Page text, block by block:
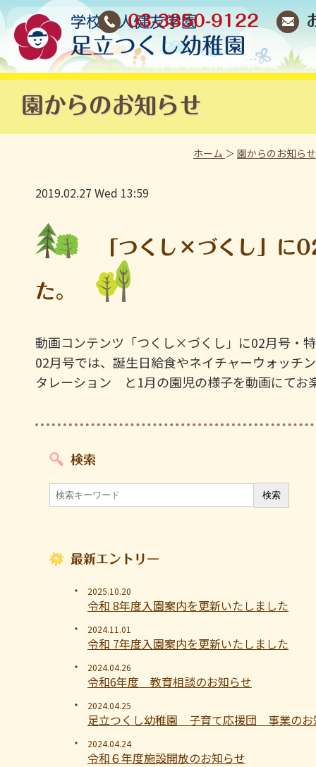
03-3850-9122
園からのお知らせ
ホーム ＞ 園からのお知ら
2019.02.27 Wed 13:59
「つくし×づくし」に
た。
動画コンテンツ「つくし×づくし 」に02月号・
02月号では、誕生日給食やネイチャーウォッチ
タレーション と1月の園児の様子を動画にてお
検索
最新エントリー
2025.10.20
令和 8年度入園案内を更新いたしました
2024.11.01
令和 7年度入園案内を更新いたしました
2024.04.26
令和6年度 教育相談のお知らせ
2024.04.25
足立つくし幼稚園 子育て応援団 事業のお
2024.04.24
令和６年度施設開放のお知らせ